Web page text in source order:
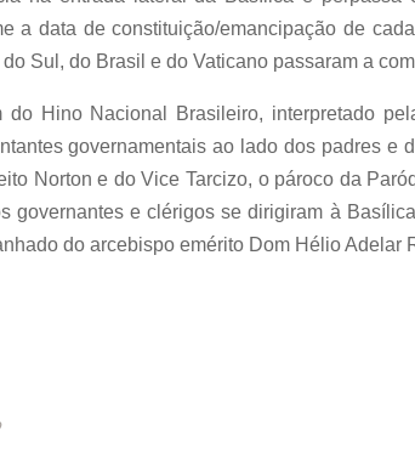
a data de constituição/emancipação de
Sul, do Brasil e do Vaticano passaram a
do Hino Nacional Brasileiro, interpretado
governamentais ao lado dos padres
Norton e do Vice Tarcizo, o pároco da
governantes e clérigos se dirigiram à
do arcebispo emérito Dom Hélio Adelar